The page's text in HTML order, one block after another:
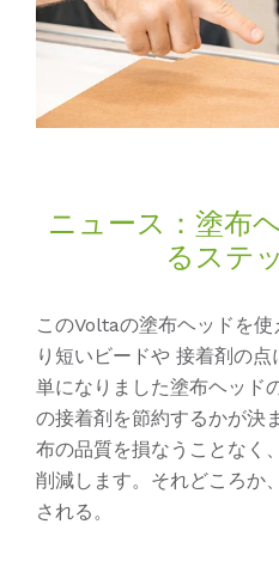
ニュース：塗布
るステ
このVoltaの塗布ヘッドを
り短いビードや 接着剤の
単になりました塗布ヘッド
の接着剤を節約するかが決
布の品質を損なうことなく
削減します。それどころか
される。